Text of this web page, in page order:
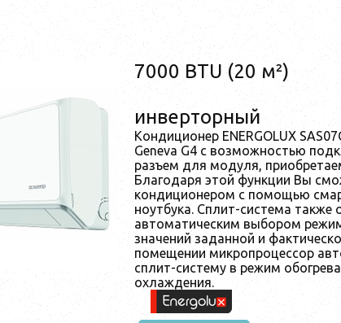
7000 BTU (20 м²)
инверторный
Кондиционер ENERGOLUX
Geneva G4 с возможностью
разъем для модуля,
Благодаря этой функции Вы
кондиционером с помощью
ноутбука. Сплит-система также
автоматическим выбором
значений заданной и
помещении микропроцессор
сплит-систему в режим
охлаждения.